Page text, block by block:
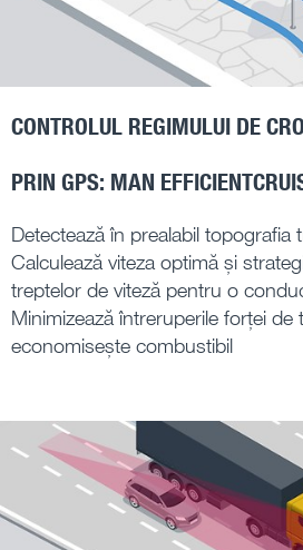
CONTROLUL REGIMULUI DE
PRIN GPS: MAN
Detectează în prealabil topografia
Calculează viteza optimă și
treptelor de viteză pentru o
Minimizează întreruperile forței de
economisește combustibil